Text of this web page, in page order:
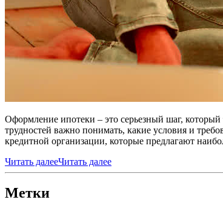
Оформление ипотеки – это серьезный шаг,
трудностей важно понимать, какие условия и
кредитной организации, которые предлагают
Читать далееЧитать далее
Метки